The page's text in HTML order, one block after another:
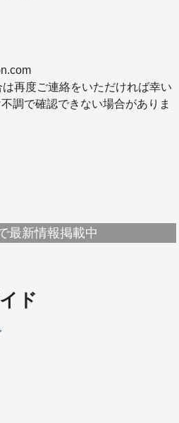
再度ご連絡をいただければ幸い
調で確認できない場合がありま
最新情報掲載中
ド